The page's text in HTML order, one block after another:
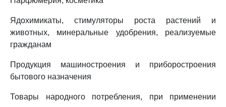
Ядохимикаты, стимуляторы роста растений и
животных, минеральные удобрения, реализуемые
гражданам
Продукция машиностроения и приборостроения
бытового назначения
Товары народного потребления, при применении